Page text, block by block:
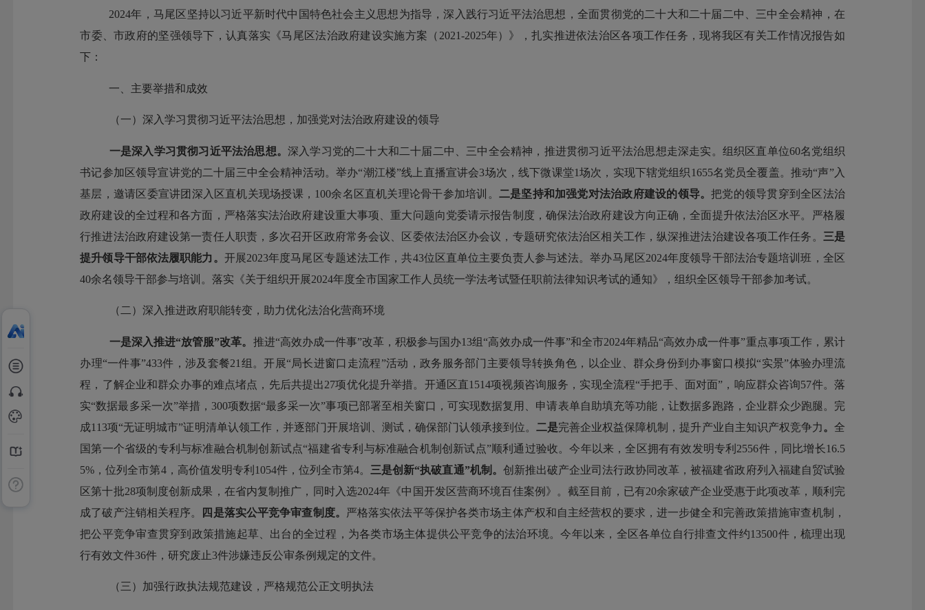
2024年，马尾区坚持以习近平新时代中国特色社会主义思想为指导，深入践行习近平法治思想，全面贯彻党的二十大和二十届二中、三中全会精神，在
市委、市政府的坚强领导下，认真落实《马尾区法治政府建设实施方案 （ 2021-2025年） 》，扎实推进依法治区各项工作任务，现将我区有关工作情况报告如
下：
一、主要举措和成效
（一） 深入学习贯彻习近平法治思想，加强党对法治政府建设的领导
一是深入学习贯彻习近平法治思想。深入学习 党的二十大和二十届二中、三中全会精神 ，推进贯彻习近平法治思想走深走实。 组织区直单位60名党组织
书记参加区领导宣讲党的二十届三中全会精神活动。举办“潮江楼”线上直播宣讲会3场次，线下微课堂1场次，实现下辖党组织1655名党员全覆盖。推动“声”入
基层，邀请区委宣讲团深入区直机关现场授课， 100余名区直机关理论骨干参加培训 。 二是坚持和加强党对法治政府建设的领导。把党的领导贯穿到全区法治
政府建设的全过程和各方面，严格落实法治政府建设重大事项、重大问题向党委请示报告制度，确保法治政府建设方向正确，全面提升依法治区水平。严格履
行推进法治政府建设第一责任人职责，多次召开区政府常务会议、区委依法治区办会议，专题研究依法治区相关工作，纵深推进法治建设各项工作任务。 三是
提升领导干部依法履职能力。 开展2023年度马尾区专题述法工作，共43位区直单位主要负责人参与述法。举办马尾区2024年度领导干部法治专题培训班，全区
40余名领导干部参与培训。落实《关于组织开展2024年度全市国家工作人员统一学法考试暨任职前法律知识考试的通知》，组织全区领导干部参加考试。
（二）深入推进政府职能转变，助力优化法治化营商环境
一是深入推进“放管服”改革。 推进“高效办成一件事”改革，积极参与国办13组 “高效办成一件事”和全市2024年精品“高效办成一件事”重点事项工作，累计
办理“一件事”433件，涉及套餐21 组。开展“局长进窗口走流程”活动，政务服务部门主要领导转换角色，以企业、群众身份到办事窗口模拟“实景”体验办理流
程，了解企业和群众办事的难点堵点，先后共提出27项优化提升举措。开通区直1514项视频咨询服务，实现全流程“手把手、面对面” ，响应群众咨询57件。落
实“数据最多采一次”举措， 300项数据“最多采一次”事项已部署至相关窗口，可实现数据复用、申请表单自助填充等功能，让数据多跑路，企业群众少跑腿。完
成113项“无证明城市”证明清单认领工作，并逐部门开展培训、测试，确保部门认领承接到位。二是完善企业权益保障机制，提升产业自主知识产权竞争力 。 全
国第一个省级的专利与标准融合机制创新试点“福建省专利与标准融合机制创新试点”顺利通过验收。今年以来，全区拥有有效发明专利 2556件，同比增长16.5
5% ，位列全市第4，高价值发明专利 1054件，位列全市第4。 三是创新“执破直通”机制。 创新推出破产企业司法行政协同改革，被福建省政府列入福建自贸试验
区第十批28项制度创新成果，在省内复制推广，同时入选2024年《中国开发区营商环境百佳案例》。截至目前，已有20余家破产企业受惠于此项改革，顺利完
成了破产注销相关程序。
四是落实公平竞争审查制度。 严格落实依法平等保护各类市场主体产权和自主经营权的要求， 进一步健全和完善政策措施审查机制，
把公平竞争审查贯穿到政策措施起草、出台的全过程，为各类市场主体提供公平竞争的法治环境。今年以来，全区各单位自行排查文件约13500件，梳理出现
行有效文件36件，研究废止3件涉嫌违反公审条例规定的文件。
（三） 加强行政执法规范建设，严格规范公正文明执法